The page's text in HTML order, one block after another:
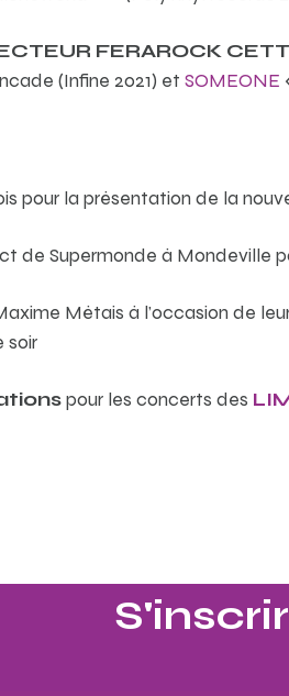
FERAROCK
(Infine 2021) et SOMEONE
pour la présentation de la
de Supermonde à Mondeville
Métais à l’occasion de
soir
pour les concerts des